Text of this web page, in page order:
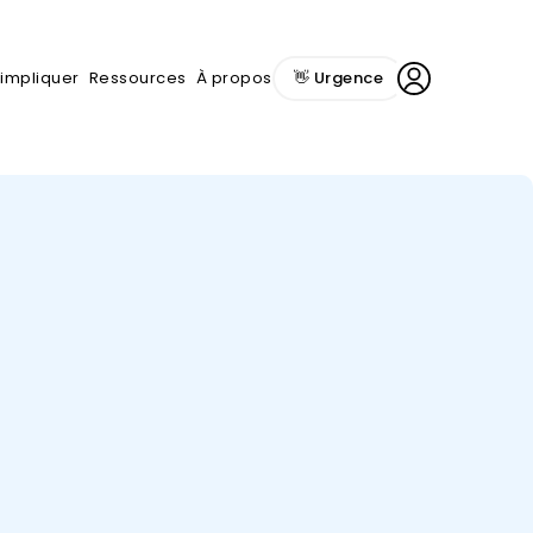
Ressources À propos 👋 Urgence